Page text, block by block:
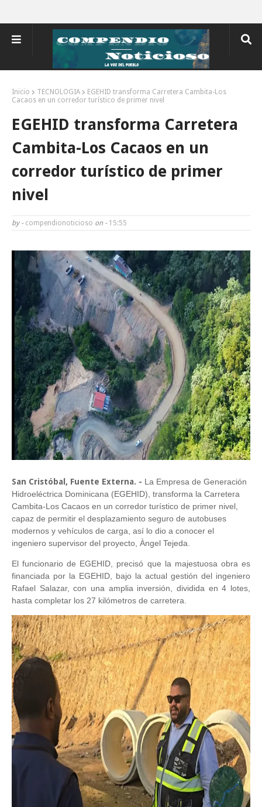
Inicio TECNOLOGIA
EGEHID transforma Carretera Cambita-Los
Cacaos en un corredor turístico de primer nivel
EGEHID transforma Carretera
Cambita-Los Cacaos en un
corredor turístico de primer
nivel
by - compendionoticioso on - 15:55
San Cristóbal, Fuente Externa. - La Empresa de Generación
Hidroeléctrica Dominicana (EGEHID), transforma la Carretera
Cambita-Los Cacaos en un corredor turístico de primer nivel,
capaz de permitir el desplazamiento seguro de autobuses
modernos y vehículos de carga, así lo dio a conocer el
ingeniero supervisor del proyecto, Àngel Tejeda.
El funcionario de EGEHID, precisó que la majestuosa obra es
financiada por la EGEHID, bajo la actual gestión del ingeniero
Rafael Salazar, con una amplia inversión, dividida en 4 lotes,
hasta completar los 27 kilómetros de carretera.